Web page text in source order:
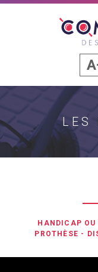
LES
HANDICAP OU
PROTHÈSE -